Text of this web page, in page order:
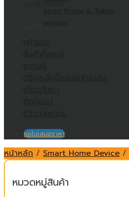
ขอใบเสนอราคา
หน้าหลัก / Smart Home Device /
หมวดหมู่สินค้า